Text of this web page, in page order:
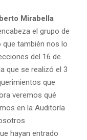
Mirabella
el grupo de
que también nos lo
del 16 de
que se realizó el 3
que
veremos qué
en la Auditoría
hayan entrado